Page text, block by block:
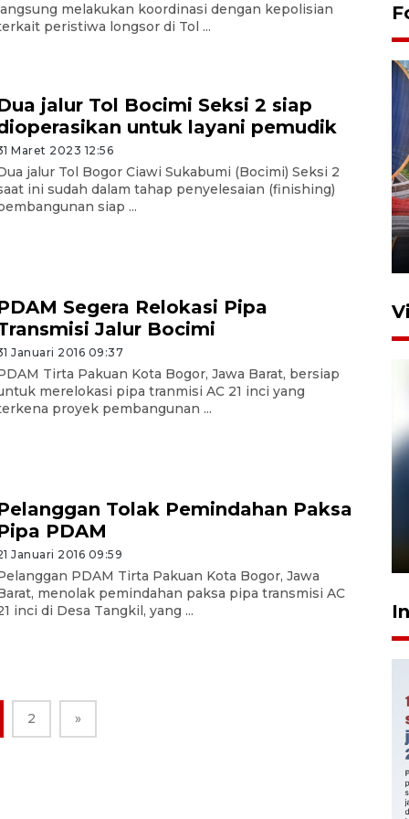
melakukan koordinasi dengan kepolisian
peristiwa longsor di Tol ...
jalur Tol Bocimi Seksi 2 siap
untuk layani pemudik
Maret 2023 12:56
jalur Tol Bogor Ciawi Sukabumi (Bocimi) Seksi 2
ini sudah dalam tahap penyelesaian (finishing)
siap ...
Segera Relokasi Pipa
Jalur Bocimi
Januari 2016 09:37
Tirta Pakuan Kota Bogor, Jawa Barat, bersiap
merelokasi pipa tranmisi AC 21 inci yang
proyek pembangunan ...
Tolak Pemindahan Paksa
PDAM
Januari 2016 09:59
PDAM Tirta Pakuan Kota Bogor, Jawa
menolak pemindahan paksa pipa transmisi AC
inci di Desa Tangkil, yang ...
2 »
Komisi V DPR tinjau
perlintasan sebidang di
Pelanggan Filaha Farm setia
sampai 8 tahan?
1 Juni 2026 05:47